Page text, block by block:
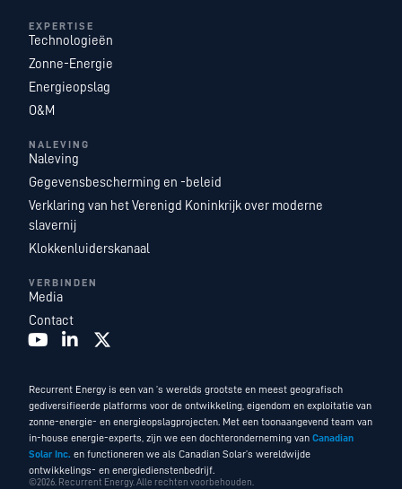
EXPERTISE
Technologieën
Zonne-Energie
Energieopslag
O&M
NALEVING
Naleving
Gegevensbescherming en -beleid
Verklaring van het Verenigd Koninkrijk over moderne
slavernij
Klokkenluiderskanaal
VERBINDEN
Media
Contact
Recurrent Energy is een van ’s werelds grootste en meest geografisch
gediversifieerde platforms voor de ontwikkeling, eigendom en exploitatie van
zonne-energie- en energieopslagprojecten. Met een toonaangevend team van
in-house energie-experts, zijn we een dochteronderneming vanCanadian
Solar Inc. en functioneren we als Canadian Solar’s wereldwijde
ontwikkelings- en energiedienstenbedrijf.
©2026. Recurrent Energy. Alle rechten voorbehouden.